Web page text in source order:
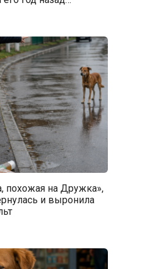
похожая на Дружка»,
и выронила